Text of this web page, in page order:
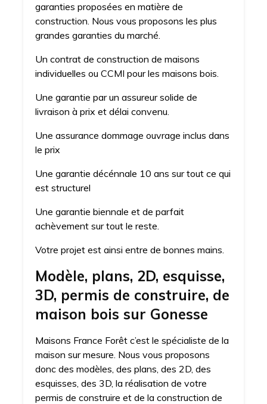
garanties proposées en matière de
construction. Nous vous proposons les plus
grandes garanties du marché.
Un contrat de construction de maisons
individuelles ou CCMI pour les maisons bois.
Une garantie par un assureur solide de
livraison à prix et délai convenu.
Une assurance dommage ouvrage inclus dans
le prix
Une garantie décénnale 10 ans sur tout ce qui
est structurel
Une garantie biennale et de parfait
achèvement sur tout le reste.
Votre projet est ainsi entre de bonnes mains.
Modèle, plans, 2D, esquisse,
3D, permis de construire, de
maison bois sur Gonesse
Maisons France Forêt c’est le spécialiste de la
maison sur mesure. Nous vous proposons
donc des modèles, des plans, des 2D, des
esquisses, des 3D, la réalisation de votre
permis de construire et de la construction de